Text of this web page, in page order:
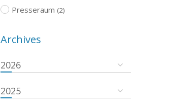
Presseraum (2)
Archives
2026
2025